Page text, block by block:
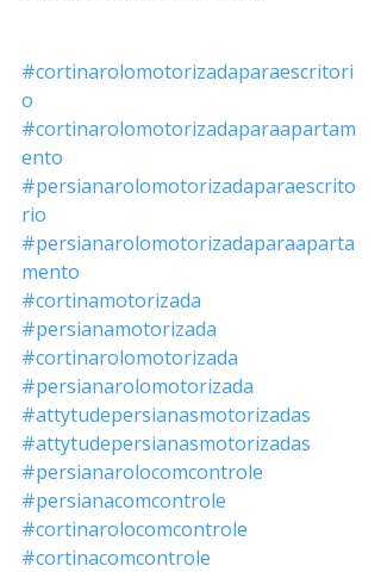
#cortinarolomotorizadaparaescritori
o
#cortinarolomotorizadaparaapartam
ento
#persianarolomotorizadaparaescrito
rio
#persianarolomotorizadaparaaparta
mento
#cortinamotorizada
#persianamotorizada
#cortinarolomotorizada
#persianarolomotorizada
#attytudepersianasmotorizadas
#attytudepersianasmotorizadas
#persianarolocomcontrole
#persianacomcontrole
#cortinarolocomcontrole
#cortinacomcontrole